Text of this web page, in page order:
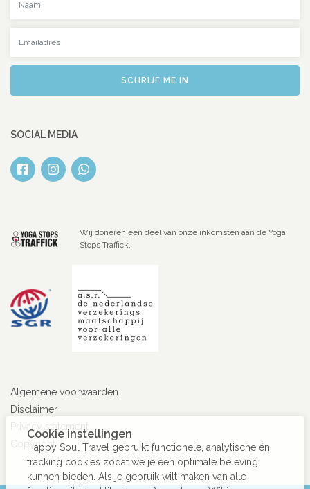
SCHRIJF ME IN
SOCIAL MEDIA
Wij doneren een deel van onze inkomsten aan de Yoga
Stops Traffick.
Algemene voorwaarden
Disclaimer
Privacy statement
Copyright
Cookie instellingen
Happy Soul Travel gebruikt functionele, analytische én
tracking cookies zodat we je een optimale beleving
kunnen bieden. Als je gebruik wilt maken van alle